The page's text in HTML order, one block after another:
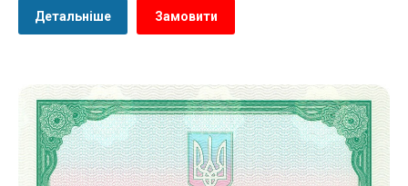
Детальніше Замовити